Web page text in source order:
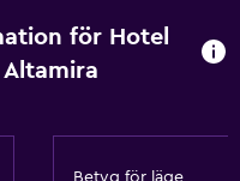
för Hotel
Altamira
Betyg för läge